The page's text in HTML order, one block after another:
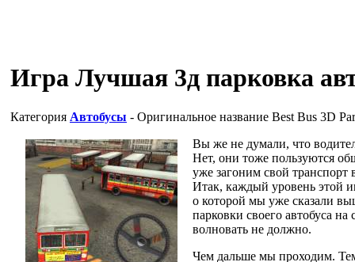
Игра Лучшая 3д парковка
Категория Автобусы - Оригинальное название Best Bus 3D
Вы же не думали, что
Нет, они тоже пользуются
уже загоним свой транспорт
Итак, каждый уровень этой
о которой мы уже сказали
парковки своего автобуса
волновать не должно.
Чем дальше мы проходим.